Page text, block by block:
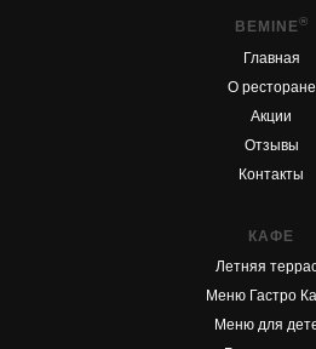
BEMINE®
Главная
О ресторане
Акции
Отзывы
Контакты
КАФЕ
Летняя
Меню Гастро
Меню для